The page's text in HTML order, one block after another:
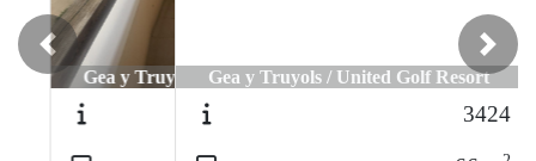
Gea y Truyols / United Golf Resort
Previous Next